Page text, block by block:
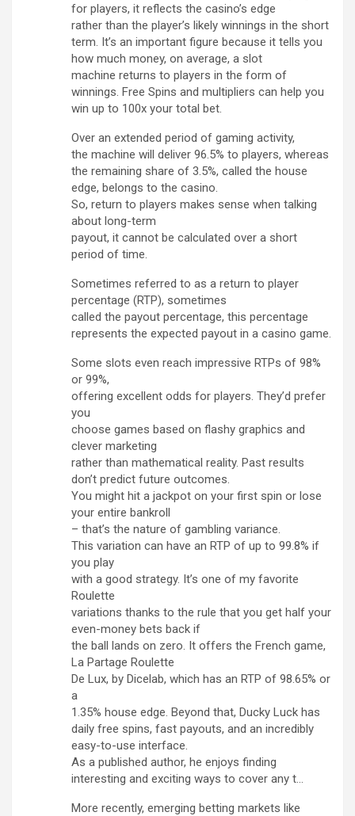
for players, it reflects the casino’s edge
rather than the player’s likely winnings in the short
term. It’s an important figure because it tells you
how much money, on average, a slot
machine returns to players in the form of
winnings. Free Spins and multipliers can help you
win up to 100x your total bet.
Over an extended period of gaming activity,
the machine will deliver 96.5% to players, whereas
the remaining share of 3.5%, called the house
edge, belongs to the casino.
So, return to players makes sense when talking
about long-term
payout, it cannot be calculated over a short
period of time.
Sometimes referred to as a return to player
percentage (RTP), sometimes
called the payout percentage, this percentage
represents the expected payout in a casino game.
Some slots even reach impressive RTPs of 98%
or 99%,
offering excellent odds for players. They’d prefer
you
choose games based on flashy graphics and
clever marketing
rather than mathematical reality. Past results
don’t predict future outcomes.
You might hit a jackpot on your first spin or lose
your entire bankroll
– that’s the nature of gambling variance.
This variation can have an RTP of up to 99.8% if
you play
with a good strategy. It’s one of my favorite
Roulette
variations thanks to the rule that you get half your
even-money bets back if
the ball lands on zero. It offers the French game,
La Partage Roulette
De Lux, by Dicelab, which has an RTP of 98.65% or
a
1.35% house edge. Beyond that, Ducky Luck has
daily free spins, fast payouts, and an incredibly
easy-to-use interface.
As a published author, he enjoys finding
interesting and exciting ways to cover any t…
More recently, emerging betting markets like